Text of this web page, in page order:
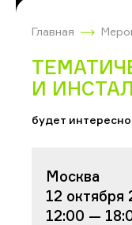
Главная
И
будет
Москва
12 октября
12:00 —